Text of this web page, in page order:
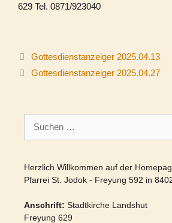
629 Tel. 0871/923040
Gottesdienstanzeiger 2025.04.13
Gottesdienstanzeiger 2025.04.27
nach:
Herzlich Willkommen auf der
Pfarrei St. Jodok - Freyung 592 in
Anschrift: Stadtkirche Landshut
Freyung 629